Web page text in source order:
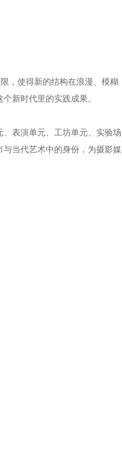
，使得新的结构在浪漫、模糊
新时代里的实践成果。
表演单元、工坊单元、实验场
当代艺术中的身份，为摄影媒